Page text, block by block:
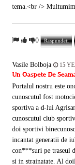
tema.<br />
0 Raspundeti
Vasile Bolboja 15
Un Oaspete De
Portalul nostru este
cunoscutul fost
sportiva a d-lui
cunoscutul club
doi sportivi
incantat generatii de
con***suri pe traseul
si in strainatate. Al